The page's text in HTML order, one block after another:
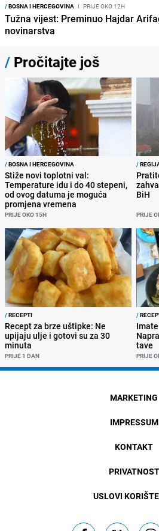
/BOSNA I HERCEGOVINA I PRIJE OKO 12H
Tužna vijest: Preminuo Hajdar
novinarstva
/ Pročitajte još
/BOSNA I HERCEGOVINA
Stiže novi toplotni val:
Temperature idu i do 40 stepeni,
od ovog datuma je moguća
promjena vremena
PRIJE OKO 15H
/
BiH
PRIJE
/RECEPTI
Recept za brze uštipke: Ne
upijaju ulje i gotovi su za 30
minuta
PRIJE 1 DAN
/
tave
PRIJE
MARKETING
IMPRESSUM
KONTAKT
PRIVATNOST
USLOVI